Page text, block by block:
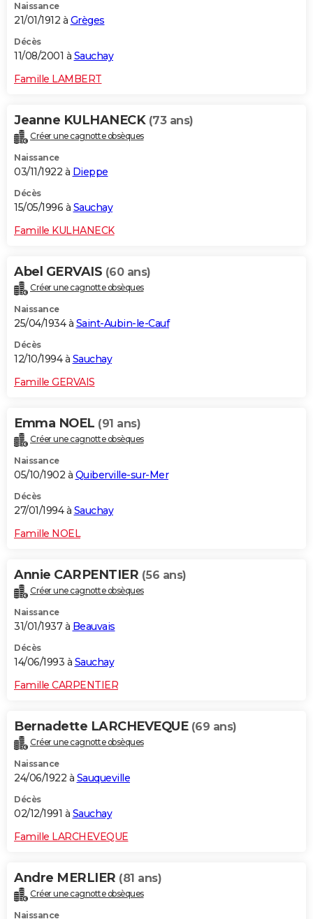
Naissance
21/01/1912 à Grèges
Décès
11/08/2001 à Sauchay
Famille LAMBERT
Jeanne KULHANECK (73 ans)
Créer une cagnotte obsèques
Naissance
03/11/1922 à Dieppe
Décès
15/05/1996 à Sauchay
Famille KULHANECK
Abel GERVAIS (60 ans)
Créer une cagnotte obsèques
Naissance
25/04/1934 à Saint-Aubin-le-Cauf
Décès
12/10/1994 à Sauchay
Famille GERVAIS
Emma NOEL (91 ans)
Créer une cagnotte obsèques
Naissance
05/10/1902 à Quiberville-sur-Mer
Décès
27/01/1994 à Sauchay
Famille NOEL
Annie CARPENTIER (56 ans)
Créer une cagnotte obsèques
Naissance
31/01/1937 à Beauvais
Décès
14/06/1993 à Sauchay
Famille CARPENTIER
Bernadette LARCHEVEQUE (69 ans)
Créer une cagnotte obsèques
Naissance
24/06/1922 à Sauqueville
Décès
02/12/1991 à Sauchay
Famille LARCHEVEQUE
Andre MERLIER (81 ans)
Créer une cagnotte obsèques
Naissance